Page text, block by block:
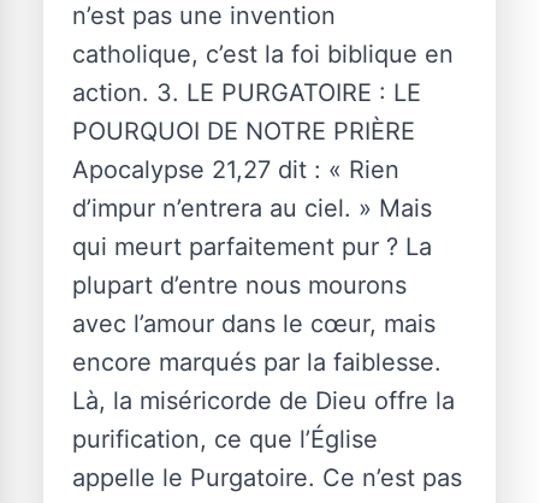
n’est pas une invention
catholique, c’est la foi biblique en
action. 3. LE PURGATOIRE : LE
POURQUOI DE NOTRE PRIÈRE
Apocalypse 21,27 dit : « Rien
d’impur n’entrera au ciel. » Mais
qui meurt parfaitement pur ? La
plupart d’entre nous mourons
avec l’amour dans le cœur, mais
encore marqués par la faiblesse.
Là, la miséricorde de Dieu offre la
purification, ce que l’Église
appelle le Purgatoire. Ce n’est pas